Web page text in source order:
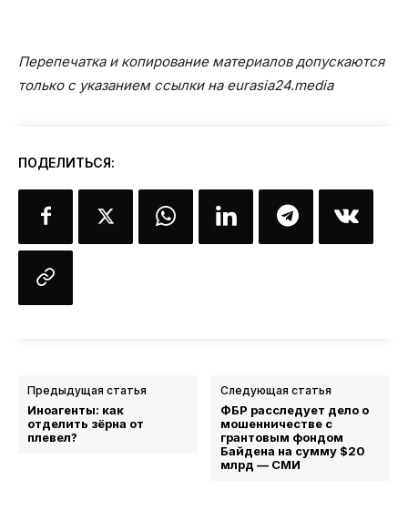
Перепечатка и копирование материалов допускаются
только с указанием ссылки на eurasia24.media
ПОДЕЛИТЬСЯ:
Предыдущая статья
Иноагенты: как
отделить зёрна от
плевел?
Следующая статья
ФБР расследует дело о
мошенничестве с
грантовым фондом
Байдена на сумму $20
млрд — СМИ